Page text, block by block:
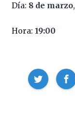
Día: 8 de marzo,
Hora: 19:00
Compartir